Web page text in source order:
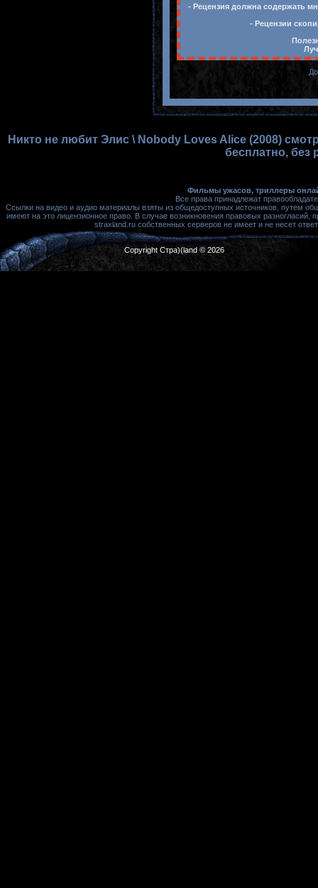
- Рецензия должна содержать
- Рецензии
Никто не любит Элис \ Nobody Loves Alice (2008)
бесплатно, без
Фильмы ужасов, триллеры
Все права принадлежат
Ссылки на видео и аудио материалы взяты из общедоступных источников, путем
имеют на это лицензионное право. В случае возникновения правовых
straxland.ru собственных серверов не имеет и не несет
Copyright Стра)(land © 2026